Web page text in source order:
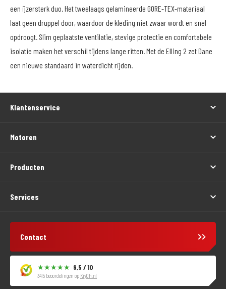
een ijzersterk duo. Het tweelaags gelamineerde GORE-TEX-materiaal
laat geen druppel door, waardoor de kleding niet zwaar wordt en snel
opdroogt. Slim geplaatste ventilatie, stevige protectie en comfortabele
isolatie maken het verschil tijdens lange ritten. Met de Elling 2 zet Dane
een nieuwe standaard in waterdicht rijden.
Klantenservice
Motoren
Producten
Services
Contact
9,5 / 10
3415 beoordelingen op KiyOh.nl